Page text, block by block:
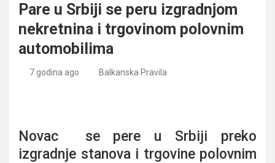
Pare u Srbiji se peru izgradnjom
nekretnina i trgovinom polovnim
automobilima
7 godina ago Balkanska Pravila
Novac se pere u Srbiji preko
izgradnje stanova i trgovine polovnim